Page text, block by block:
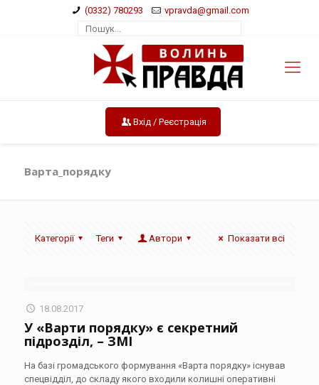
(0332) 780293 vpravda@gmail.com
Вхід / Реєстрація
Варта_порядку
Категорії Теги Автори Показати всі
18.08.2017
У «Варти порядку» є секретний
підрозділ, – ЗМІ
На базі громадського формування «Варта порядку» існував
спецвідділ, до складу якого входили колишні оперативні